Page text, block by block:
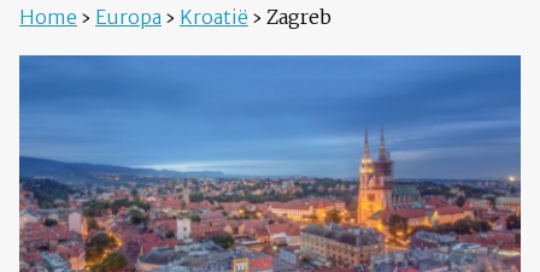
Home › Europa › Kroatië › Zagreb